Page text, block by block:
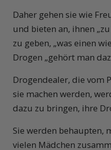
Daher gehen sie wie
und bieten an, ihnen
zu geben, „was einen
Drogen „gehört man
Drogendealer, die vom
sie machen werden,
dazu zu bringen, ihre
Sie werden behaupten,
vielen Mädchen